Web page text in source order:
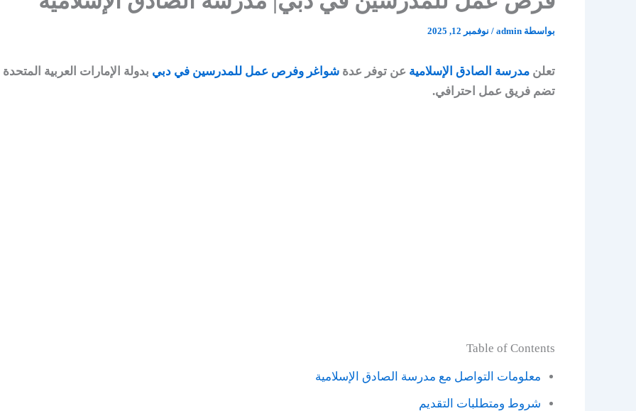
بواسطة admin
/ نوفمبر 12, 2025
تعلنمدرسة الصادق الإسلامية عن توفر عدةشواغر وفرص عمل للمدرسين في دبي بدولة الإمارات العربية
تضم فريق عمل احترافي.
Table of Contents
معلومات التواصل مع مدرسة الصادق الإسلامية
شروط ومتطلبات التقديم